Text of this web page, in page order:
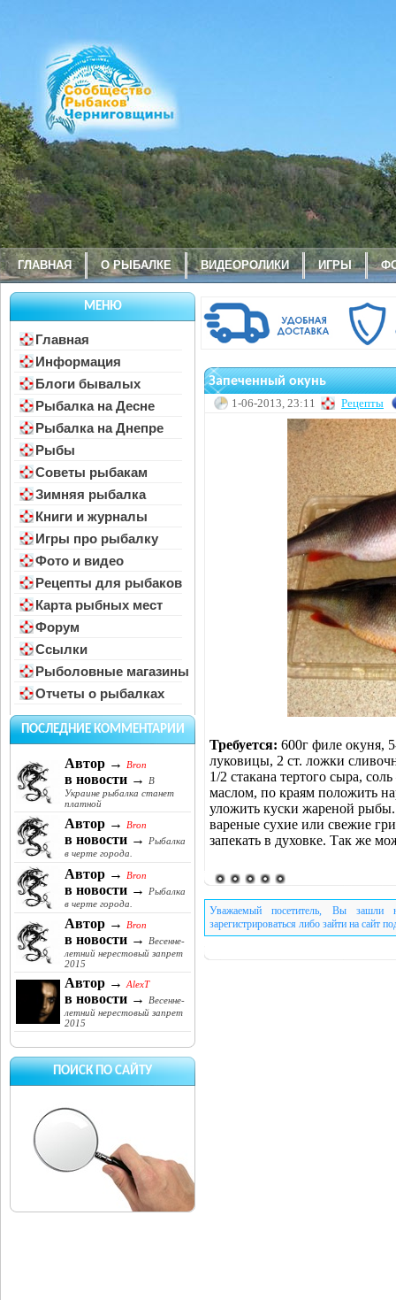
ГЛАВНАЯ О РЫБАЛКЕ ВИДЕОРОЛИКИ ИГРЫ
МЕНЮ
Главная
Информация
Блоги бывалых
Рыбалка на Десне
Рыбалка на Днепре
Рыбы
Советы рыбакам
Зимняя рыбалка
Книги и журналы
Игры про рыбалку
Фото и видео
Рецепты для рыбаков
Карта рыбных мест
Форум
Ссылки
Рыболовные магазины
Отчеты о рыбалках
ПОСЛЕДНИЕ КОММЕНТАРИИ
Автор → Bron
в новости →
В
Украине рыбалка станет
платной
Автор → Bron
в новости →
Рыбалка
в черте города.
Автор → Bron
в новости →
Рыбалка
в черте города.
Автор → Bron
в новости →
Весенне-
летний нерестовый запрет
2015
Автор → AlexT
в новости →
Весенне-
летний нерестовый запрет
2015
ПОИСК ПО САЙТУ
Запеченный окунь
1-06-2013, 23:11 Рецепты
Требуется: 600г филе окуня,
луковицы, 2 ст. ложки
1/2 стакана тертого сыра,
маслом, по краям положить
уложить куски жареной
вареные сухие или свежие
запекать в духовке. Так же
Уважаемый посетитель, Вы зашли
зарегистрироваться либо зайти на сайт